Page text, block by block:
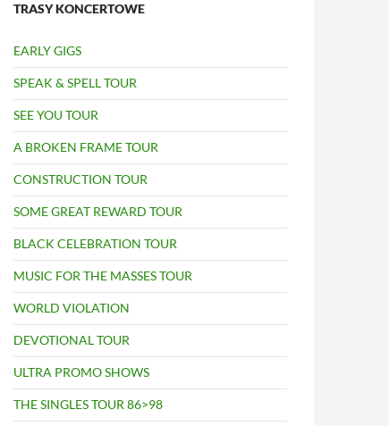
TRASY KONCERTOWE
EARLY GIGS
SPEAK & SPELL TOUR
SEE YOU TOUR
A BROKEN FRAME TOUR
CONSTRUCTION TOUR
SOME GREAT REWARD TOUR
BLACK CELEBRATION TOUR
MUSIC FOR THE MASSES TOUR
WORLD VIOLATION
DEVOTIONAL TOUR
ULTRA PROMO SHOWS
THE SINGLES TOUR 86>98